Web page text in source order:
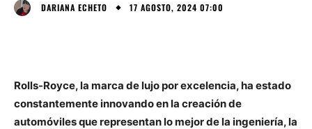
DARIANA ECHETO 17 AGOSTO, 2024 07:00
Rolls-Royce, la marca de lujo por excelencia, ha estado
constantemente innovando en la creación de
automóviles que representan lo mejor de la ingeniería, la